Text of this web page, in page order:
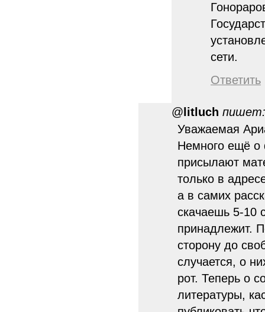
сети.
Ответить
@ litluch пишет:
Уважаемая
Немного ещё о
присылают
только в
а в самих
скачаешь 5-10
принадлежит.
сторону до
случается, о
рот. Теперь о
литературы,